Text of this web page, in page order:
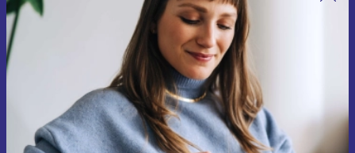
Tilmeld dig vores nyhedsbrev for
første gang og spar 115 kr!
Gå aldrig glip af et tilbud igen.
Anmod om kupon